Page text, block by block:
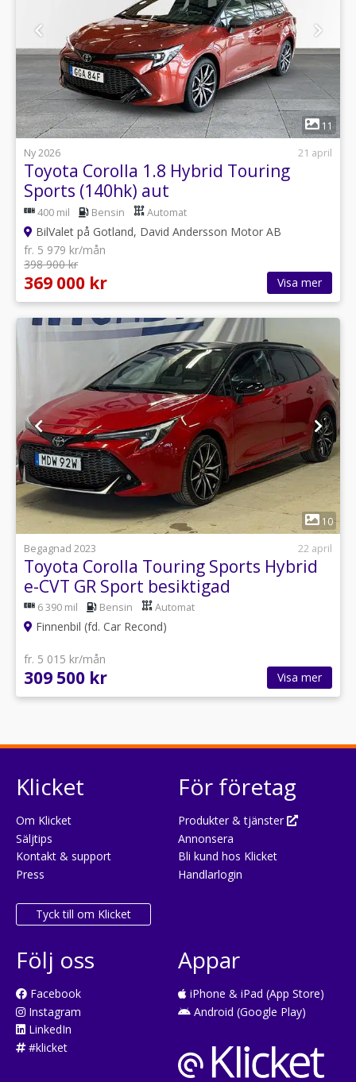
1
11
Ny 2026
21 april
Toyota Corolla 1.8 Hybrid Touring
Sports (140hk) aut
400 mil Bensin Automat
BilValet på Gotland, David Andersson Motor AB
fr. 5 979 kr/mån
398 900 kr
369 000 kr Visa mer
1
10
Begagnad 2023
22 april
Toyota Corolla Touring Sports Hybrid
e-CVT GR Sport besiktigad
6 390 mil Bensin Automat
Finnenbil (fd. Car Recond)
fr. 5 015 kr/mån
309 500 kr Visa mer
Klicket
Om Klicket
Säljtips
Kontakt & support
Press
Tyck till om Klicket
För företag
Produkter & tjänster
Annonsera
Bli kund hos Klicket
Handlarlogin
Följ oss
Facebook
Instagram
LinkedIn
#klicket
Appar
iPhone & iPad (App Store)
Android (Google Play)